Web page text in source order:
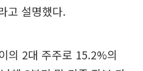
고 설명했다.
의 2대 주주로 15.2%의